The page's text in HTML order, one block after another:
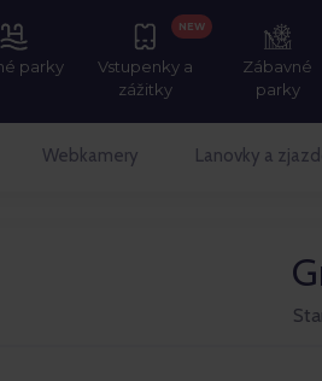
parky
Vstupenky a
zážitky
NEW
Zábavné
parky
Webkamery Lanovky a